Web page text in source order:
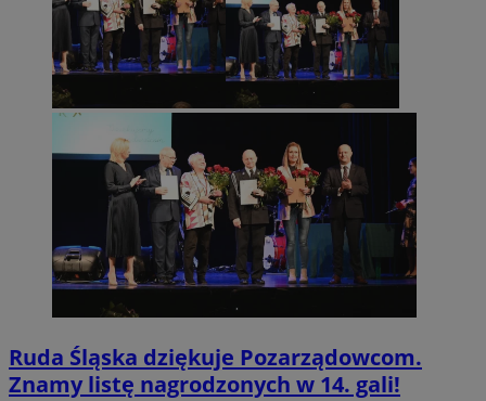
Ruda Śląska dziękuje Pozarządowcom.
Znamy listę nagrodzonych w 14. gali!